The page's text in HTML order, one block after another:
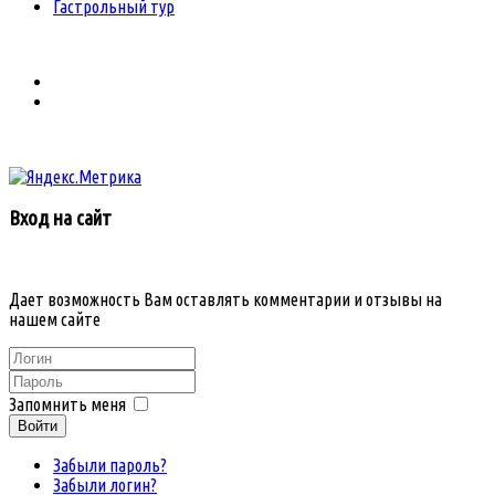
Гастрольный тур
Вход на сайт
Дает возможность Вам оставлять комментарии и отзывы на
нашем сайте
Запомнить меня
Войти
Забыли пароль?
Забыли логин?